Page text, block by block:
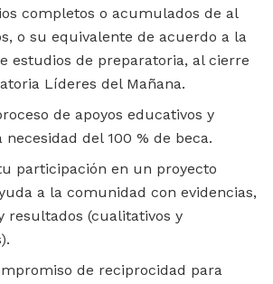
completos o acumulados de al
o su equivalente de acuerdo a la
estudios de preparatoria, al cierre
Líderes del Mañana.
de apoyos educativos y
del 100 % de beca.
participación en un proyecto
a la comunidad con evidencias,
resultados (cualitativos y
de reciprocidad para